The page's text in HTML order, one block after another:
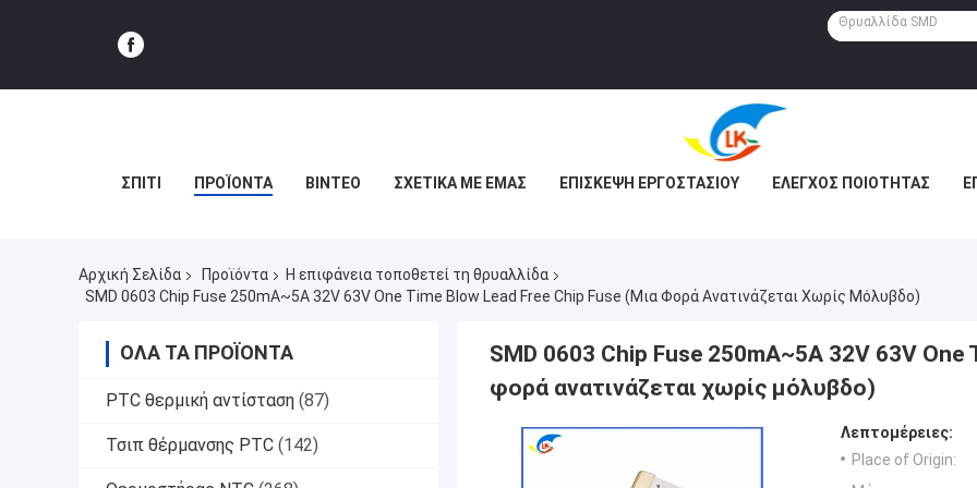
ΣΠΊΤΙ ΠΡΟΪΌΝΤΑ ΒΊΝΤΕΟ ΣΧΕΤΙΚΆ ΜΕ ΕΜΆΣ ΕΠΙΣΚΕΨΉ ΕΡΓΟΣΤΑΣΊΟΥ ΈΛΕΓΧΟΣ ΠΟΙΌΤΗΤΑΣ
Αρχική Σελίδα Προϊόντα
Η επιφάνεια τοποθετεί τη θρυαλλίδα
SMD 0603 Chip Fuse 250mA~5A 32V 63V One Time Blow Lead Free Chip Fuse (Μια Φορά Ανατινάζεται Χωρίς Μόλυβδο)
ΌΛΑ ΤΑ ΠΡΟΪΌΝΤΑ
PTC θερμική αντίσταση (87)
Τσιπ θέρμανσης PTC (142)
SMD 0603 Chip Fuse 250mA~5A 32V 63V One
φορά ανατινάζεται χωρίς μόλυβδο)
Λεπτομέρειες:
Place of Origin: